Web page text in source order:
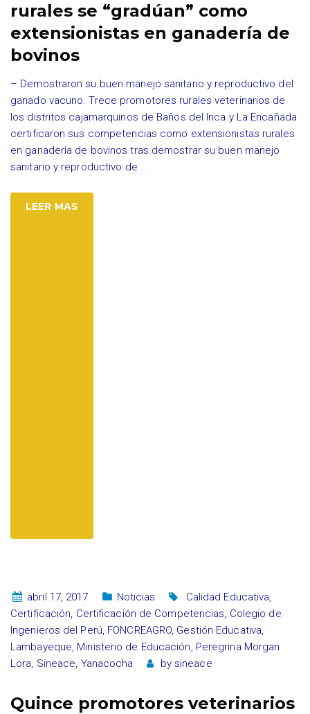
rurales se “gradúan” como
extensionistas en ganadería de
bovinos
– Demostraron su buen manejo sanitario y reproductivo del
ganado vacuno. Trece promotores rurales veterinarios de
los distritos cajamarquinos de Baños del Inca y La Encañada
certificaron sus competencias como extensionistas rurales
en ganadería de bovinos tras demostrar su buen manejo
sanitario y reproductivo de …
LEER MAS
abril 17, 2017 Noticias Calidad Educativa,
Certificación, Certificación de Competencias, Colegio de
Ingenieros del Perú, FONCREAGRO, Gestión Educativa,
Lambayeque, Ministerio de Educación, Peregrina Morgan
Lora, Sineace, Yanacocha by sineace
Quince promotores veterinarios